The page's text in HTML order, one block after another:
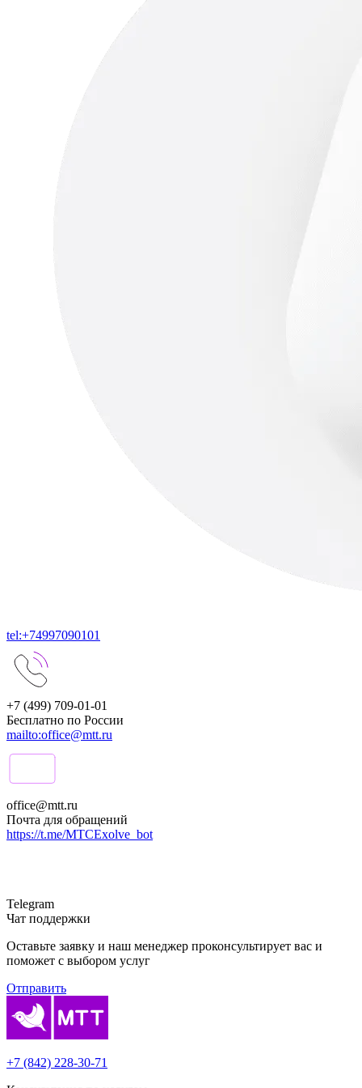
tel:+74997090101
+7 (499) 709-01-01
Бесплатно по России
mailto:office@mtt.ru
office@mtt.ru
Почта для обращений
https://t.me/MTCExolve_bot
Telegram
Чат поддержки
Оставьте заявку и наш менеджер проконсультирует вас и
поможет с выбором услуг
Отправить
+7 (842) 228-30-71